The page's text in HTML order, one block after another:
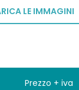
LE IMMAGINI
Prezzo + iva